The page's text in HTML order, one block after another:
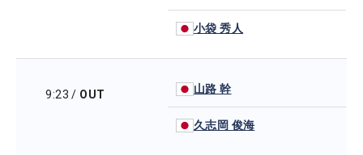
小袋 秀人
9:23 / OUT 山路 幹
久志岡 俊海